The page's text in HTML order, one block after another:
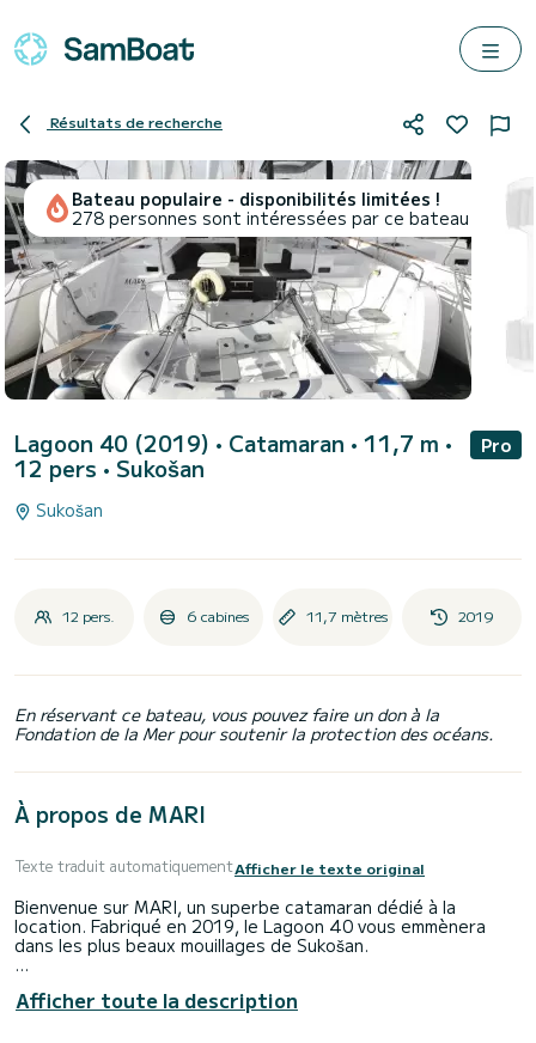
Résultats de recherche
Bateau populaire - disponibilités limitées !
278 personnes sont intéressées par ce bateau
Lagoon 40 (2019) • Catamaran • 11,7 m •
12 pers • Sukošan
Pro
Sukošan
12 pers. 6 cabines 11,7 mètres 2019
En réservant ce bateau, vous pouvez faire un don à la
Fondation de la Mer pour soutenir la protection des océans.
À propos de MARI
Texte traduit automatiquementAfficher le texte original
Bienvenue sur MARI, un superbe catamaran dédié à la
location. Fabriqué en 2019, le Lagoon 40 vous emmènera
dans les plus beaux mouillages de Sukošan.
capacité d'embarcation de 12 personnes. Avec une longueur
totale de 12 mètres, il sera votre meilleur allié pour passer
Afficher toute la description